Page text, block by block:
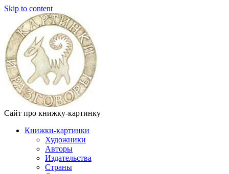
Skip to content
Сайт про книжку-картинку
Книжки-картинки
Художники
Авторы
Издательства
Страны